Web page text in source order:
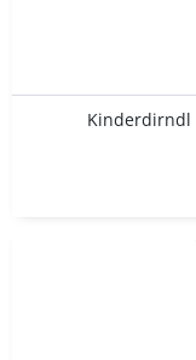
Kinderdirndl